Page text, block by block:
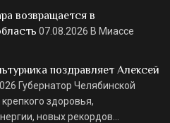
возвращается в
07.08.2026 В Миассе
поздравляет Алексей
Губернатор Челябинской
здоровья,
новых рекордов…